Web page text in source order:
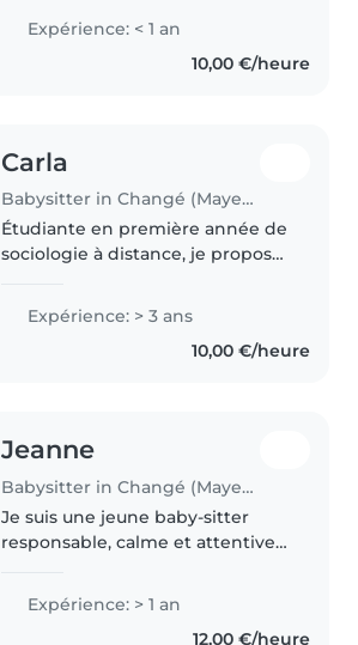
Expérience: < 1 an
10,00 €/heure
Carla
Babysitter in Changé (Mayenne)
Étudiante en première année de
sociologie à distance, je propose
sérieux et bonne humeur.
Douce, patiente et à l'écoute,
j'aime passer du temps avec..
Expérience: > 3 ans
10,00 €/heure
Jeanne
Babysitter in Changé (Mayenne)
Je suis une jeune baby-sitter
responsable, calme et attentive.
dans un centre aéré et j'y
retravaillerai au mois d'août
Expérience: > 1 an
12,00 €/heure